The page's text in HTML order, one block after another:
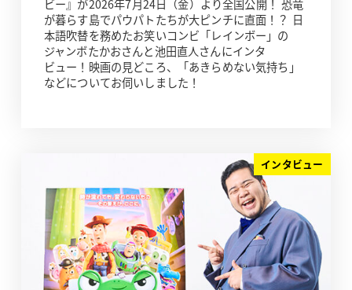
ビー』が2026年7月24日（金）より全国公開！ 恐竜
が暮らす島でパウパトたちが大ピンチに直面！？ 日
本語吹替を務めたお笑いコンビ「レインボー」の
ジャンボたかおさんと池田直人さんにインタ
ビュー！映画の見どころ、「あきらめない気持ち」
などについてお伺いしました！
インタビュー